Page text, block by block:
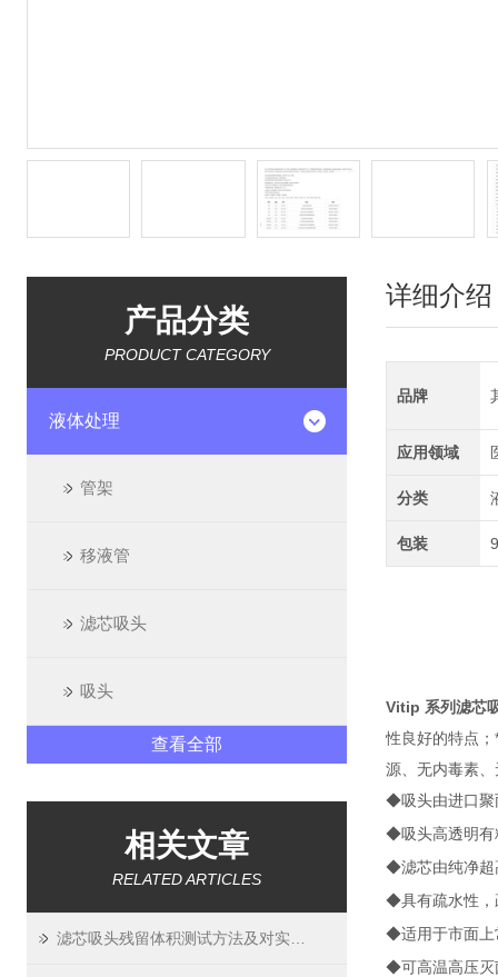
产品分类
PRODUCT CATEGORY
液体处理
管架
移液管
滤芯吸头
吸头
查看全部
相关文章
RELATED ARTICLES
详细介绍
品牌
应用领域
分类
包装
Vitip 系列滤芯
性良好的特点
源、无内毒素
◆吸头由进口聚
◆吸头高透明有
◆滤芯由纯净超
◆具有疏水性，
◆适用于市面上
◆可高温高压灭